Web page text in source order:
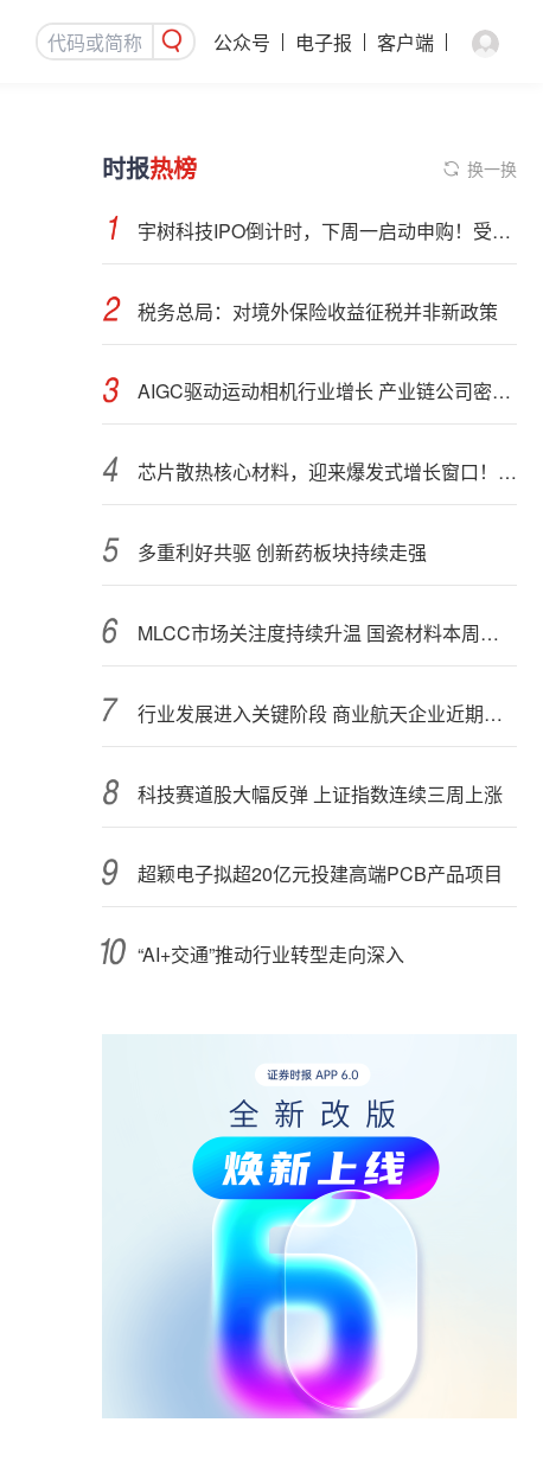
公众号 电子报 客户端
时报热榜 换一换
宇树科技IPO倒计时，下周一启动申购！受益股曝光
税务总局：对境外保险收益征税并非新政策
AIGC驱动运动相机行业增长 产业链公司密集布局光学与AI芯片
芯片散热核心材料，迎来爆发式增长窗口！3只概念股年内涨幅翻倍
多重利好共驱 创新药板块持续走强
MLCC市场关注度持续升温 国瓷材料本周接受152家机构调研
行业发展进入关键阶段 商业航天企业近期密集融资
科技赛道股大幅反弹 上证指数连续三周上涨
超颖电子拟超20亿元投建高端PCB产品项目
“AI+交通”推动行业转型走向深入